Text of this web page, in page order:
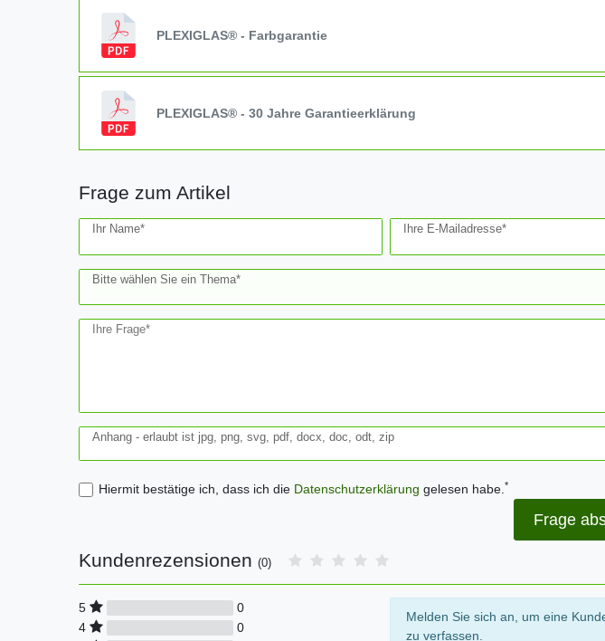
PLEXIGLAS® - Farbgarantie
PLEXIGLAS® - 30 Jahre Garantieerklärung
Frage zum Artikel
Ihr Name* Ihre E-Mailadresse*
Bitte wählen Sie ein Thema*
Ihre Frage*
Anhang - erlaubt ist jpg, png, svg, pdf, docx, doc, odt, zip
Hiermit bestätige ich, dass ich die Daten­schutz­erklärung gelesen habe.*
Ceres::Template.mailFormHoneypotLabel
Frage
Kundenrezensionen (0)
5
0
4
0
Melden Sie sich an, um eine
zu verfassen.